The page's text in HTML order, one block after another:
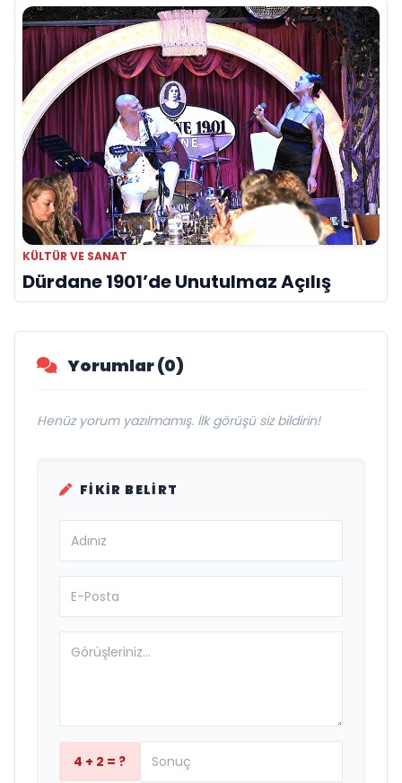
KÜLTÜR VE SANAT
Dürdane 1901’de Unutulmaz Açılış
Yorumlar (0)
Henüz yorum yazılmamış. İlk görüşü siz bildirin!
FIKIR BELIRT
4 + 2 = ?